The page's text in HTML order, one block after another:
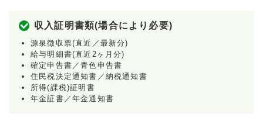
収入証明書類(場合により必要)
源泉徴収票(直近／最新分)
給与明細書(直近2ヶ月分)
確定申告書／青色申告書
住民税決定通知書／納税通知書
所得(課税)証明書
年金証書／年金通知書